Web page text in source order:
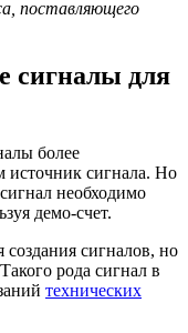
поставляющего
сигналы для
более
источник сигнала. Но
необходимо
демо-счет.
сигналов, но
рода сигнал в
технических